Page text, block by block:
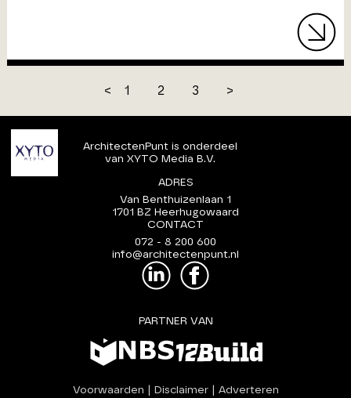
< 1 2 3 >
ArchitectenPunt is onderdeel
van XYTO Media B.V.
ADRES
Van Benthuizenlaan 1
1701 BZ Heerhugowaard
CONTACT
072 - 8 200 600
info@architectenpunt.nl
PARTNER VAN
Voorwaarden Disclaimer| Adverteren